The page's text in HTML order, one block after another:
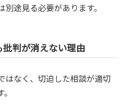
途見る必要があります。
判が消えない理由
はなく、切迫した相談が適切